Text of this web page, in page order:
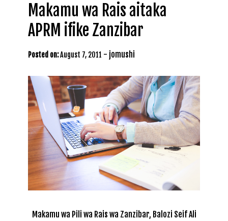
Makamu wa Rais aitaka
APRM ifike Zanzibar
Posted on:August 7, 2011 - jomushi
Makamu wa Pili wa Rais wa Zanzibar, Balozi Seif Ali